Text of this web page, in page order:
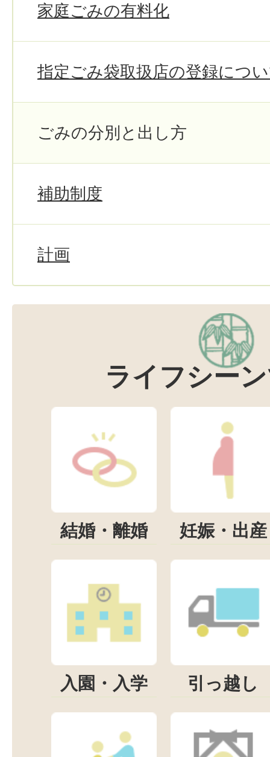
家庭ごみの有料化
指定ごみ袋取扱店の登録につ
ごみの分別と出し方
補助制度
計画
ライフシー
結婚・離婚 妊娠・出産
入園・入学 引っ越し